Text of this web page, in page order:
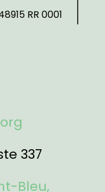
RR 0001
337
Bleu,